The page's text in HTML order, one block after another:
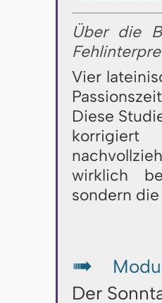
Über die
Vier
Diese
wirklich
sondern
↦
Der